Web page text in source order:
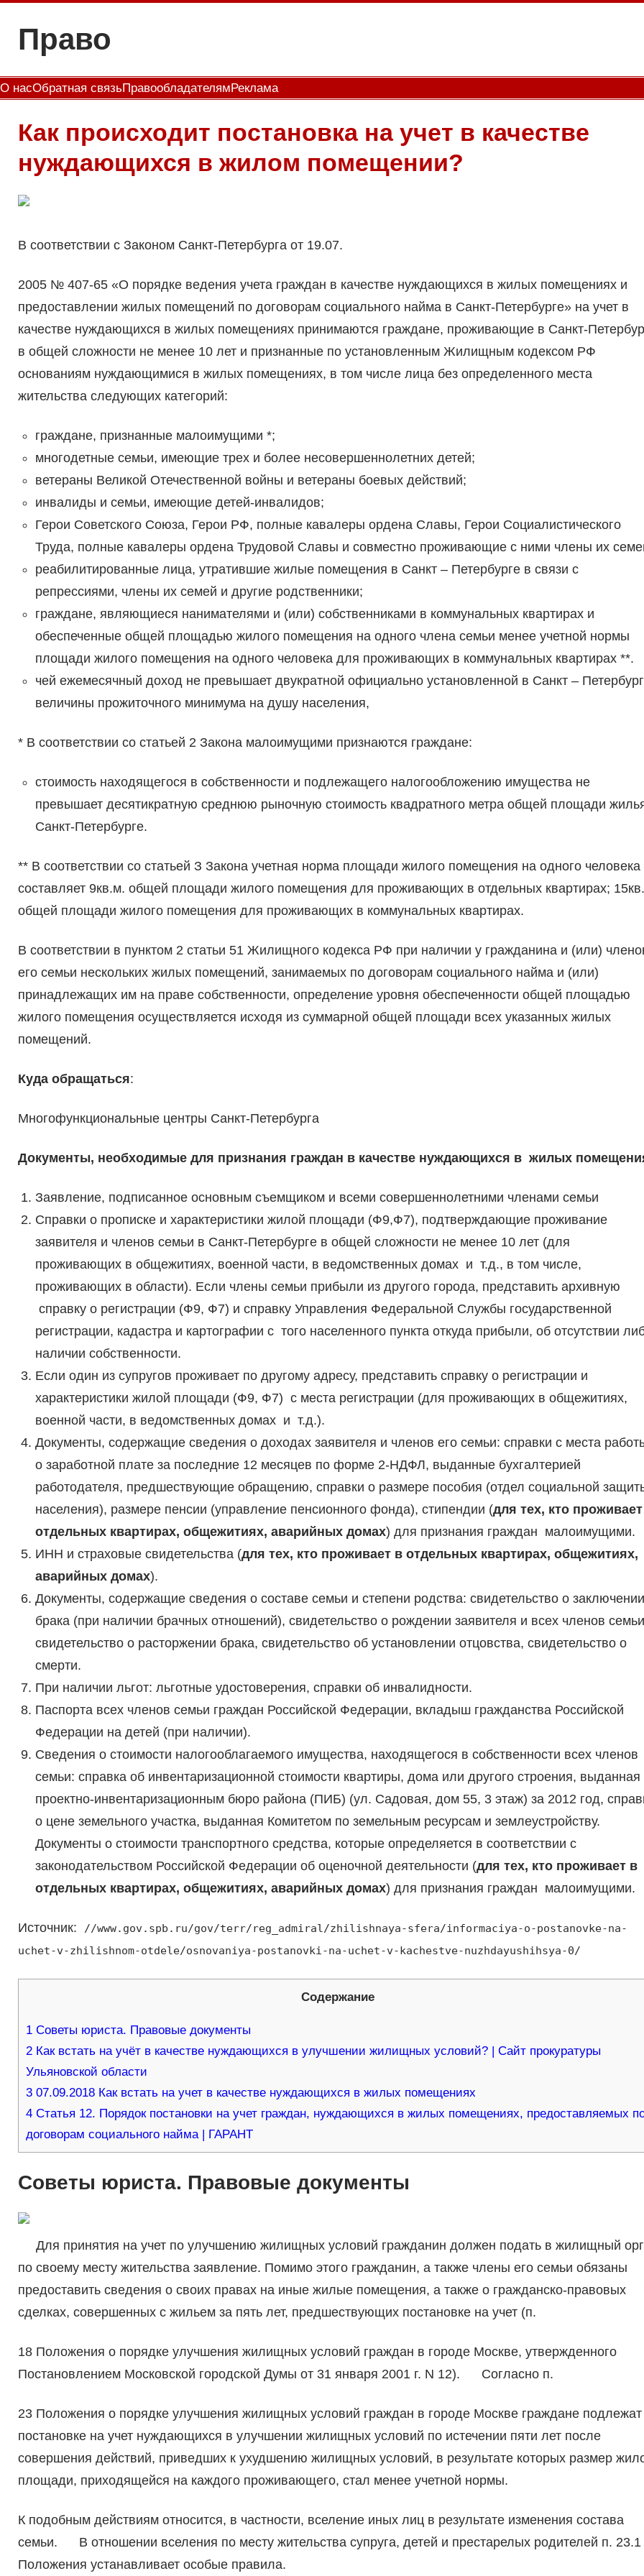
содержимому
Право
О насОбратная связьПравообладателямРеклама
Как происходит постановка на учет в качестве
нуждающихся в жилом помещении?
В соответствии с Законом Санкт-Петербурга от 19.07.
2005 № 407-65 «О порядке ведения учета граждан в качестве нуждающихся в жилых помещениях и
предоставлении жилых помещений по договорам социального найма в Санкт-Петербурге» на учет в
качестве нуждающихся в жилых помещениях принимаются граждане, проживающие в Санкт-
в общей сложности не менее 10 лет и признанные по установленным Жилищным кодексом РФ
основаниям нуждающимися в жилых помещениях, в том числе лица без определенного места
жительства следующих категорий:
граждане, признанные малоимущими *;
многодетные семьи, имеющие трех и более несовершеннолетних детей;
ветераны Великой Отечественной войны и ветераны боевых действий;
инвалиды и семьи, имеющие детей-инвалидов;
Герои Советского Союза, Герои РФ, полные кавалеры ордена Славы, Герои Социалистического
Труда, полные кавалеры ордена Трудовой Славы и совместно проживающие с ними члены их
реабилитированные лица, утратившие жилые помещения в Санкт – Петербурге в связи с
репрессиями, члены их семей и другие родственники;
граждане, являющиеся нанимателями и (или) собственниками в коммунальных квартирах и
обеспеченные общей площадью жилого помещения на одного члена семьи менее учетной нормы
площади жилого помещения на одного человека для проживающих в коммунальных квартирах **.
чей ежемесячный доход не превышает двукратной официально установленной в Санкт –
величины прожиточного минимума на душу населения,
* В соответствии со статьей 2 Закона малоимущими признаются граждане:
стоимость находящегося в собственности и подлежащего налогообложению имущества не
превышает десятикратную среднюю рыночную стоимость квадратного метра общей площади
Санкт-Петербурге.
** В соответствии со статьей З Закона учетная норма площади жилого помещения на одного человека
составляет 9кв.м. общей площади жилого помещения для проживающих в отдельных квартирах;
общей площади жилого помещения для проживающих в коммунальных квартирах.
В соответствии в пунктом 2 статьи 51 Жилищного кодекса РФ при наличии у гражданина и (или)
его семьи нескольких жилых помещений, занимаемых по договорам социального найма и (или)
принадлежащих им на праве собственности, определение уровня обеспеченности общей площадью
жилого помещения осуществляется исходя из суммарной общей площади всех указанных жилых
помещений.
Куда обращаться:
Многофункциональные центры Санкт-Петербурга
Документы, необходимые для признания граждан в качестве нуждающихся в жилых
Заявление, подписанное основным съемщиком и всеми совершеннолетними членами семьи
Справки о прописке и характеристики жилой площади (Ф9,Ф7), подтверждающие проживание
заявителя и членов семьи в Санкт-Петербурге в общей сложности не менее 10 лет (для
проживающих в общежитиях, военной части, в ведомственных домах и т.д., в том числе,
проживающих в области). Если члены семьи прибыли из другого города, представить архивную
справку о регистрации (Ф9, Ф7) и справку Управления Федеральной Службы государственной
регистрации, кадастра и картографии с того населенного пункта откуда прибыли, об отсутствии
наличии собственности.
Если один из супругов проживает по другому адресу, представить справку о регистрации и
характеристики жилой площади (Ф9, Ф7) с места регистрации (для проживающих в общежитиях,
военной части, в ведомственных домах и т.д.).
Документы, содержащие сведения о доходах заявителя и членов его семьи: справки с места
о заработной плате за последние 12 месяцев по форме 2-НДФЛ, выданные бухгалтерией
работодателя, предшествующие обращению, справки о размере пособия (отдел социальной
населения), размере пенсии (управление пенсионного фонда), стипендии (для тех, кто
отдельных квартирах, общежитиях, аварийных домах) для признания граждан малоимущими.
ИНН и страховые свидетельства (для тех, кто проживает в отдельных квартирах, общежитиях,
аварийных домах).
Документы, содержащие сведения о составе семьи и степени родства: свидетельство о заключении
брака (при наличии брачных отношений), свидетельство о рождении заявителя и всех членов
свидетельство о расторжении брака, свидетельство об установлении отцовства, свидетельство о
смерти.
При наличии льгот: льготные удостоверения, справки об инвалидности.
Паспорта всех членов семьи граждан Российской Федерации, вкладыш гражданства Российской
Федерации на детей (при наличии).
Сведения о стоимости налогооблагаемого имущества, находящегося в собственности всех членов
семьи: справка об инвентаризационной стоимости квартиры, дома или другого строения, выданная
проектно-инвентаризационным бюро района (ПИБ) (ул. Садовая, дом 55, 3 этаж) за 2012 год,
о цене земельного участка, выданная Комитетом по земельным ресурсам и землеустройству.
Документы о стоимости транспортного средства, которые определяется в соответствии с
законодательством Российской Федерации об оценочной деятельности (для тех, кто проживает в
отдельных квартирах, общежитиях, аварийных домах) для признания граждан малоимущими.
Источник:
//www.gov.spb.ru/gov/terr/reg_admiral/zhilishnaya-sfera/informaciya-o-postanovke-na-
uchet-v-zhilishnom-otdele/osnovaniya-postanovki-na-uchet-v-kachestve-nuzhdayushihsya-0/
Содержание
1Советы юриста. Правовые документы
2Как встать на учёт в качестве нуждающихся в улучшении жилищных условий? | Сайт прокуратуры
Ульяновской области
307.09.2018 Как встать на учет в качестве нуждающихся в жилых помещениях
4Статья 12. Порядок постановки на учет граждан, нуждающихся в жилых помещениях, предоставляемых
договорам социального найма | ГАРАНТ
Советы юриста. Правовые документы
Для принятия на учет по улучшению жилищных условий гражданин должен подать в жилищный
по своему месту жительства заявление. Помимо этого гражданин, а также члены его семьи обязаны
предоставить сведения о своих правах на иные жилые помещения, а также о гражданско-правовых
сделках, совершенных с жильем за пять лет, предшествующих постановке на учет (п.
18 Положения о порядке улучшения жилищных условий граждан в городе Москве, утвержденного
Постановлением Московской городской Думы от 31 января 2001 г. N 12). Согласно п.
23 Положения о порядке улучшения жилищных условий граждан в городе Москве граждане подлежат
постановке на учет нуждающихся в улучшении жилищных условий по истечении пяти лет после
совершения действий, приведших к ухудшению жилищных условий, в результате которых размер
площади, приходящейся на каждого проживающего, стал менее учетной нормы.
К подобным действиям относится, в частности, вселение иных лиц в результате изменения состава
семьи. В отношении вселения по месту жительства супруга, детей и престарелых родителей п. 23.1
Положения устанавливает особые правила.